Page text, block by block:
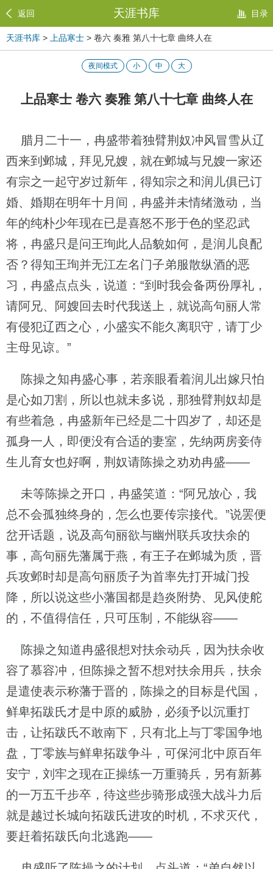
返回 天涯书库 目录
天涯书库 > 上品寒士 > 卷六 奏雅 第八十七章 曲终人在
夜间模式 小 中 大
上品寒士 卷六 奏雅 第八十七章 曲终人在
腊月二十一，冉盛带着独臂荆奴冲风冒雪从辽
西来到邺城，拜见兄嫂，就在邺城与兄嫂一家还
有宗之一起守岁过新年，得知宗之和润儿俱已订
婚、婚期在明年十月间，冉盛并未情绪激动，当
年的纯朴少年现在已是喜怒不形于色的坚忍武
将，冉盛只是问王珣此人品貌如何，是润儿良配
否？得知王珣并无江左名门子弟服散纵酒的恶
习，冉盛点点头，说道：“到时我会备两份厚礼，
请阿兄、阿嫂回去时代我送上，就说高句丽人常
有侵犯辽西之心，小盛实不能久离职守，请丁少
主母见谅。”
陈操之知冉盛心事，若亲眼看着润儿出嫁只怕
是心如刀割，所以也就未多说，那独臂荆奴却是
有些着急，冉盛新年已经是二十四岁了，却还是
孤身一人，即便没有合适的妻室，先纳两房妾侍
生儿育女也好啊，荆奴请陈操之劝劝冉盛——
未等陈操之开口，冉盛笑道：“阿兄放心，我
总不会孤独终身的，怎么也要传宗接代。”说罢便
岔开话题，说及高句丽欲与幽州联兵攻扶余的
事，高句丽先藩属于燕，有王子在邺城为质，晋
兵攻邺时却是高句丽质子为首率先打开城门投
降，所以说这些小藩国都是趋炎附势、见风使舵
的，不值得信任，只可压制，不能纵容——
陈操之知道冉盛很想对扶余动兵，因为扶余收
容了慕容冲，但陈操之暂不想对扶余用兵，扶余
是遣使表示称藩于晋的，陈操之的目标是代国，
鲜卑拓跋氏才是中原的威胁，必须予以沉重打
击，让拓跋氏不敢南下，只有北上与丁零国争地
盘，丁零族与鲜卑拓跋争斗，可保河北中原百年
安宁，刘牢之现在正操练一万重骑兵，另有新募
的一万五千步卒，待这些步骑形成强大战斗力后
就是越过长城向拓跋氏进攻的时机，不求灭代，
要赶着拓跋氏向北逃跑——